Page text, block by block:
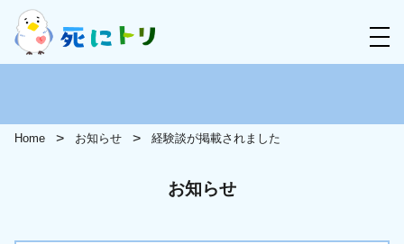
Home お知らせ 経験談が掲載されました
お知らせ